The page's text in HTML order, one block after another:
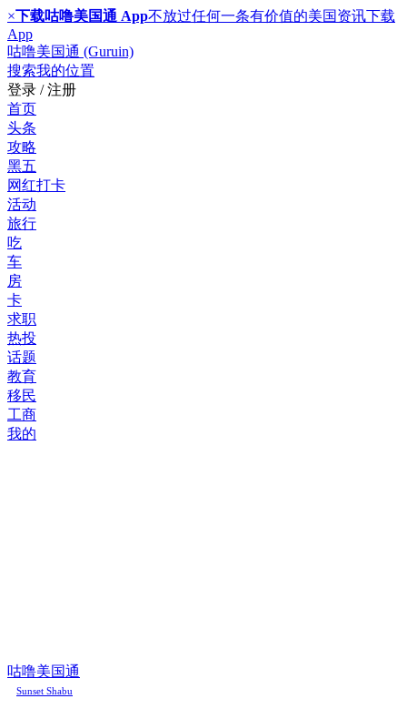
×下载咕噜美国通 App不放过任何一条有价值的美国资讯下载
App
咕噜美国通 (Guruin)
搜索我的位置
登录 / 注册
首页
头条
攻略
黑五
网红打卡
活动
旅行
吃
车
房
卡
求职
热投
话题
教育
移民
工商
我的
咕噜美国通
Sunset Shabu